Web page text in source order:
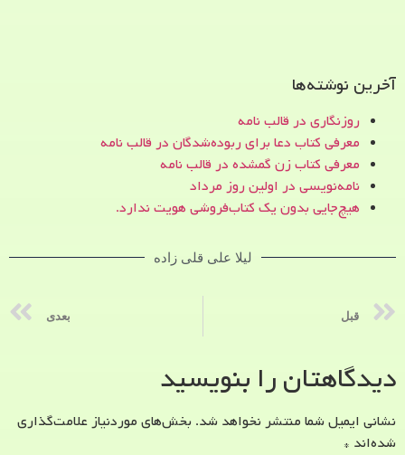
آخرین نوشته‌ها
روزنگاری در قالب نامه
معرفی کتاب دعا برای ربوده‌شدگان در قالب نامه
معرفی کتاب زن‌ گمشده در قالب نامه
نامه‌نویسی در اولین روز مرداد
هیچ‌جایی بدون یک کتاب‌فروشی هویت ندارد.
لیلا علی قلی زاده
قبل بعدی
دیدگاهتان را بنویسید
نشانی ایمیل شما منتشر نخواهد شد. بخش‌های موردنیاز علامت‌گذاری
شده‌اند *